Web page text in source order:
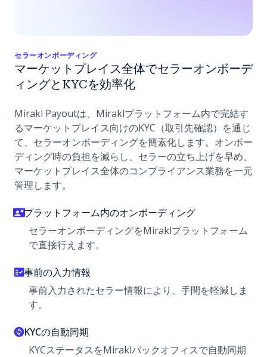
セラーオンボーディング
マーケットプレイス全体でセラーオンボーデ
ィングとKYCを効率化
Mirakl Payoutは、Miraklプラットフォーム内で完結す
るマーケットプレイス向けのKYC（取引先確認）を通じ
て、セラーオンボーディングを簡素化します。オンボー
ディング時の負担を減らし、セラーの立ち上げを早め、
マーケットプレイス全体のコンプライアンス業務を一元
管理します。
プラットフォーム内のオンボーディング
セラーオンボーディングをMiraklプラットフォーム
で直接行えます。
事前の入力情報
事前入力されたセラー情報により、手間を軽減しま
す。
KYCの自動同期
KYCステータスをMiraklバックオフィスで自動同期